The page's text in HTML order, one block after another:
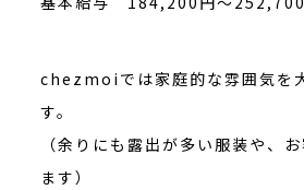
chezmoiでは家庭的な雰囲気を
す。
（余りにも露出が多い服装や、
ます）